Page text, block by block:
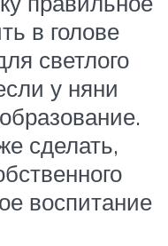
в голове
светлого
у няни
сделать,
воспитание